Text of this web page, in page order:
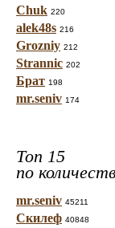
Chuk 220
alek48s 216
Grozniy 212
Strannic 202
Брат 198
mr.seniv 174
Топ 15
по
mr.seniv 45211
Скилеф 40848